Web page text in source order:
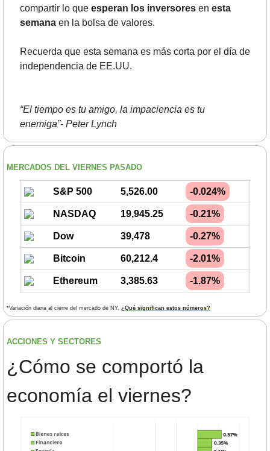
compartir lo que esperan los inversores en esta
semana en la bolsa de valores.
Recuerda que esta semana es más corta por el día de
independencia de EE.UU.
“El tiempo es tu amigo, la impaciencia es tu
enemiga”- Peter Lynch
MERCADOS DEL VIERNES PASADO
S&P 500 5,526.00 -0.024%
NASDAQ 19,945.25 -0.21%
Dow 39,478 -0.27%
Bitcoin 60,212.4 -2.01%
Ethereum 3,385.63 -1.87%
*Variación diaria al cierre del mercado de NY. ¿Qué significan estos números?
ACCIONES Y SECTORES
¿Cómo se comportó la
economía el viernes?